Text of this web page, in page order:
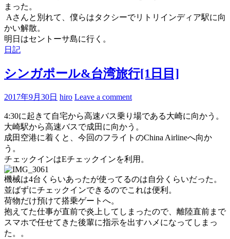
まった。
Aさんと別れて、僕らはタクシーでリトリインディア駅に向
かい解散。
明日はセントーサ島に行く。
日記
シンガポール&台湾旅行[1日目]
2017年9月30日 hiro Leave a comment
4:30に起きて自宅から高速バス乗り場である大崎に向かう。
大崎駅から高速バスで成田に向かう。
成田空港に着くと、今回のフライトのChina Airlineへ向か
う。
チェックインはEチェックインを利用。
機械は4台くらいあったが使ってるのは自分くらいだった。
並ばずにチェックインできるのでこれは便利。
荷物だけ預けて搭乗ゲートへ。
抱えてた仕事が直前で炎上してしまったので、離陸直前まで
スマホで任せてきた後輩に指示を出すハメになってしまっ
た。。